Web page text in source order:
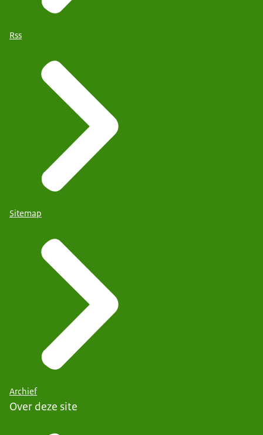
Rss
Sitemap
Archief
Over deze site